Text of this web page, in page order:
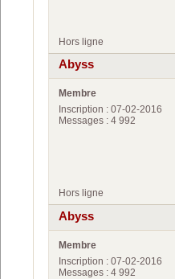
Hors ligne
Abyss
Membre
Inscription : 07-02-2016
Messages : 4 992
Hors ligne
Abyss
Membre
Inscription : 07-02-2016
Messages : 4 992